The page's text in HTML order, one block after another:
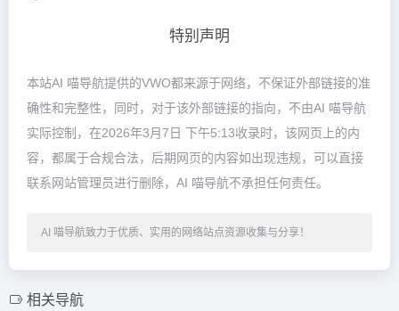
特别声明
本站AI 喵导航提供的VWO都来源于网络，不保证外部链接的准
确性和完整性，同时，对于该外部链接的指向，不由AI 喵导航
实际控制，在2026年3月7日 下午5:13收录时，该网页上的内
容，都属于合规合法，后期网页的内容如出现违规，可以直接
联系网站管理员进行删除，AI 喵导航不承担任何责任。
AI 喵导航致力于优质、实用的网络站点资源收集与分享！
相关导航